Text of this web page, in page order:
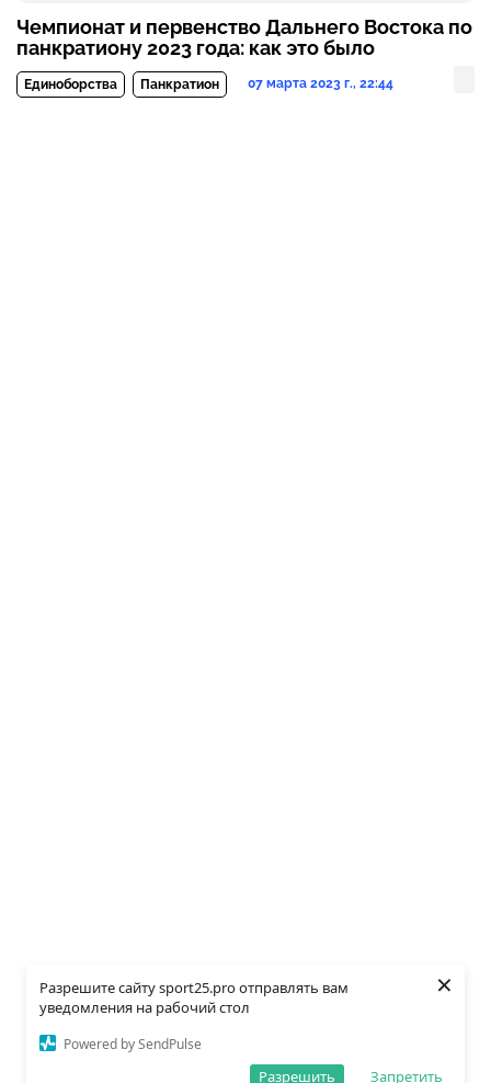
Разрешите сайту sport25.pro отправлять вам
уведомления на рабочий стол
Powered by SendPulse
Запретить
Разрешить
×
Чемпионат и первенство Дальнего Востока по
панкратиону 2023 года: как это было
Единоборства Панкратион 07 марта 2023 г., 22:44